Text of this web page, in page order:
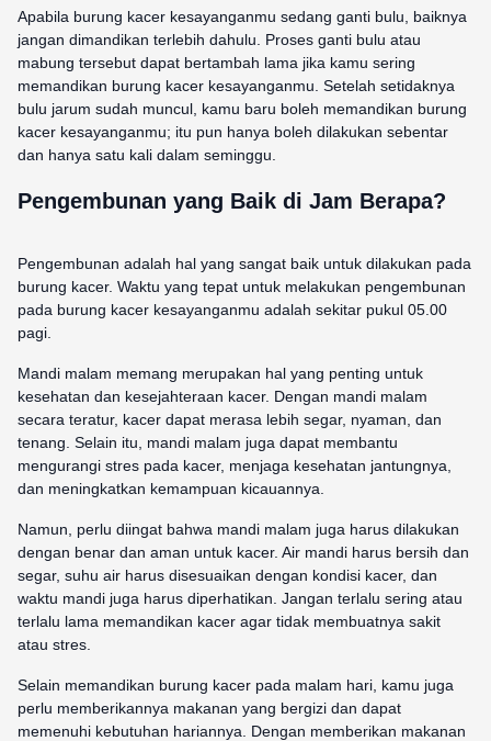
Apabila burung kacer kesayanganmu sedang ganti bulu, baiknya
jangan dimandikan terlebih dahulu. Proses ganti bulu atau
mabung tersebut dapat bertambah lama jika kamu sering
memandikan burung kacer kesayanganmu. Setelah setidaknya
bulu jarum sudah muncul, kamu baru boleh memandikan burung
kacer kesayanganmu; itu pun hanya boleh dilakukan sebentar
dan hanya satu kali dalam seminggu.
Pengembunan yang Baik di Jam Berapa?
Pengembunan adalah hal yang sangat baik untuk dilakukan pada
burung kacer. Waktu yang tepat untuk melakukan pengembunan
pada burung kacer kesayanganmu adalah sekitar pukul 05.00
pagi.
Mandi malam memang merupakan hal yang penting untuk
kesehatan dan kesejahteraan kacer. Dengan mandi malam
secara teratur, kacer dapat merasa lebih segar, nyaman, dan
tenang. Selain itu, mandi malam juga dapat membantu
mengurangi stres pada kacer, menjaga kesehatan jantungnya,
dan meningkatkan kemampuan kicauannya.
Namun, perlu diingat bahwa mandi malam juga harus dilakukan
dengan benar dan aman untuk kacer. Air mandi harus bersih dan
segar, suhu air harus disesuaikan dengan kondisi kacer, dan
waktu mandi juga harus diperhatikan. Jangan terlalu sering atau
terlalu lama memandikan kacer agar tidak membuatnya sakit
atau stres.
Selain memandikan burung kacer pada malam hari, kamu juga
perlu memberikannya makanan yang bergizi dan dapat
memenuhi kebutuhan hariannya. Dengan memberikan makanan